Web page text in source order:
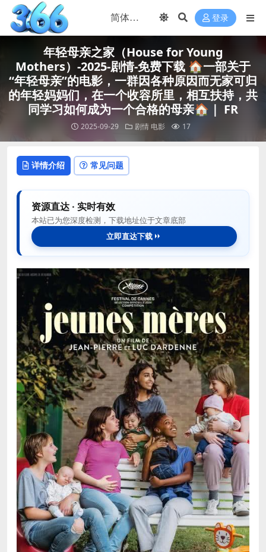
登录
年轻母亲之家（House for Young
Mothers）-2025-剧情-免费下载 🏠一部关于
“年轻母亲”的电影，一群因各种原因而无家可归
的年轻妈妈们，在一个收容所里，相互扶持，共
同学习如何成为一个合格的母亲🏠｜ FR
2025-09-29 剧情 电影 17
详情介绍 常见问题
资源直达 · 实时有效
本站已为您深度检测，下载地址位于文章底部
立即直达下载